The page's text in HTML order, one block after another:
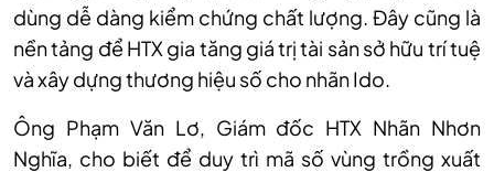
dùng dễ dàng kiểm chứng chất lượng. Đây cũng là
nền tảng để HTX gia tăng giá trị tài sản sở hữu trí tuệ
và xây dựng thương hiệu số cho nhãn Ido.
Ông Phạm Văn Lơ, Giám đốc HTX Nhãn Nhơn
Nghĩa, cho biết để duy trì mã số vùng trồng xuất